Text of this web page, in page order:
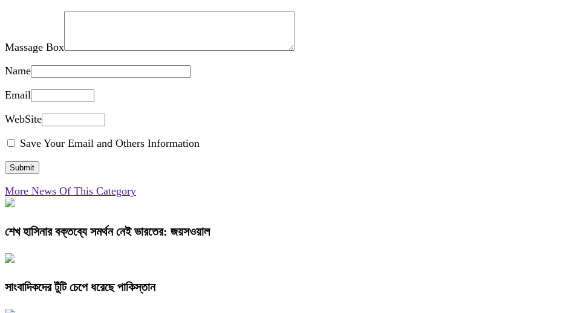
Massage Box
Name
Email
WebSite
Save Your Email and Others Information
More News Of This Category
শেখ হাসিনার বক্তব্যে সমর্থন নেই ভারতের: জয়সওয়াল
সাংবাদিকদের টুঁটি চেপে ধরেছে পাকিস্তান